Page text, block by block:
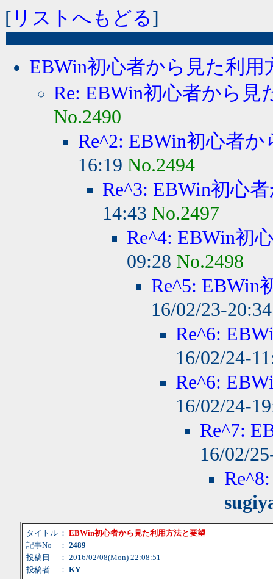
[ リストへもどる]
EBWin初心者から見た利用
Re: EBWin初心者から見
No.2490
Re^2: EBWin初心者
16:19 No.2494
Re^3: EBWin初心
14:43 No.2497
Re^4: EBWin初
09:28 No.2498
Re^5: EBWin
16/02/23-
Re^6:
16/02/24-
Re^6:
16/02/24-
Re^7:
16/02/
タイトル ： EBWin初心者から見た利用方法と要望
記事No
： 2489
投稿日
： 2016/02/08(Mon) 22:08:51
投稿者
： KY